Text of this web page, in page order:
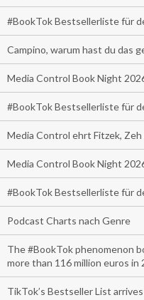
#BookTok Bestsellerliste für
Campino, warum hast du das
Media Control Book Night
#BookTok Bestsellerliste für
Media Control ehrt Fitzek,
Media Control Book Night
#BookTok Bestsellerliste für
Podcast Charts nach Genre
The #BookTok phenomenon
more than 116 million euros in
TikTok’s Bestseller List